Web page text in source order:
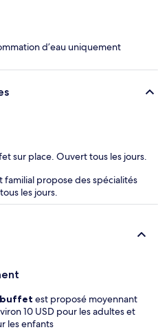
d’eau uniquement
sur place. Ouvert tous les jours.
familial propose des spécialités
les jours.
est proposé moyennant
10 USD pour les adultes et
les enfants